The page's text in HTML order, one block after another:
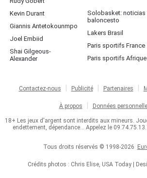
Kevin Durant
Giannis Antetokounmpo
Joel Embiid
Shai Gilgeous-
Alexander
Solobasket: noticias
baloncesto
Lakers Brasil
Paris sportifs France
Paris sportifs Afrique
Contactez-nous Publicité Partenaires
À propos Données
18+ Les jeux d'argent sont interdits aux mineurs.
endettement, dépendance... Appelez le
Tous droits réservés © 1998-2026
Crédits photos : Chris Elise, USA Today |